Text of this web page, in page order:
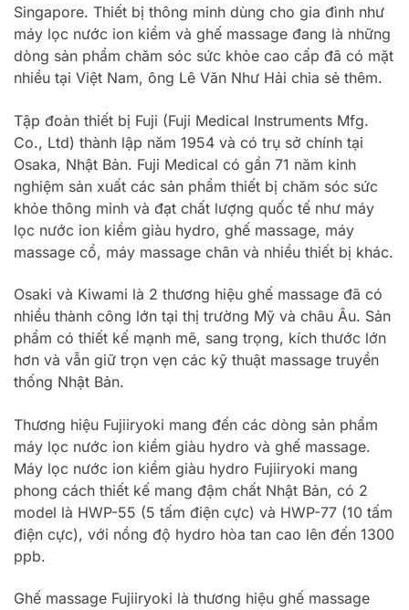
Singapore. Thiết bị thông minh dùng cho gia đình như
máy lọc nước ion kiềm và ghế massage đang là những
dòng sản phẩm chăm sóc sức khỏe cao cấp đã có mặt
nhiều tại Việt Nam, ông Lê Văn Như Hải chia sẻ thêm.
Tập đoàn thiết bị Fuji (Fuji Medical Instruments Mfg.
Co., Ltd) thành lập năm 1954 và có trụ sở chính tại
Osaka, Nhật Bản. Fuji Medical có gần 71 năm kinh
nghiệm sản xuất các sản phẩm thiết bị chăm sóc sức
khỏe thông minh và đạt chất lượng quốc tế như máy
lọc nước ion kiềm giàu hydro, ghế massage, máy
massage cổ, máy massage chân và nhiều thiết bị khác.
Osaki và Kiwami là 2 thương hiệu ghế massage đã có
nhiều thành công lớn tại thị trường Mỹ và châu Âu. Sản
phẩm có thiết kế mạnh mẽ, sang trọng, kích thước lớn
hơn và vẫn giữ trọn vẹn các kỹ thuật massage truyền
thống Nhật Bản.
Thương hiệu Fujiiryoki mang đến các dòng sản phẩm
máy lọc nước ion kiềm giàu hydro và ghế massage.
Máy lọc nước ion kiềm giàu hydro Fujiiryoki mang
phong cách thiết kế mang đậm chất Nhật Bản, có 2
model là HWP-55 (5 tấm điện cực) và HWP-77 (10 tấm
điện cực), với nồng độ hydro hòa tan cao lên đến 1300
ppb.
Ghế massage Fujiiryoki là thương hiệu ghế massage